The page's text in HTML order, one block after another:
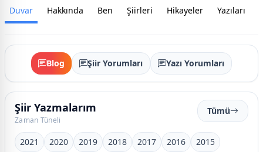
Duvar
Hakkında Ben Şiirleri Hikayeler Yazıları
Blog Şiir Yorumları Yazı Yorumları
Şiir Yazmalarım
Zaman Tüneli
Tümü
2021 2020 2019 2018 2017 2016
2015